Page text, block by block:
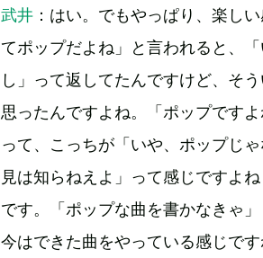
武井 ：はい。でもやっぱり、楽し
てポップだよね」と言われると、
し」って返してたんですけど、そ
思ったんですよね。「ポップです
って、こっちが「いや、ポップじ
見は知らねえよ」って感じですよ
です。「ポップな曲を書かなきゃ
今はできた曲をやっている感じです